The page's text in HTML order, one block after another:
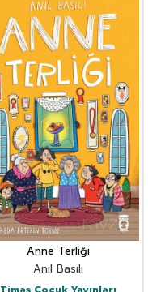
Anne Terliği
Anıl Basılı